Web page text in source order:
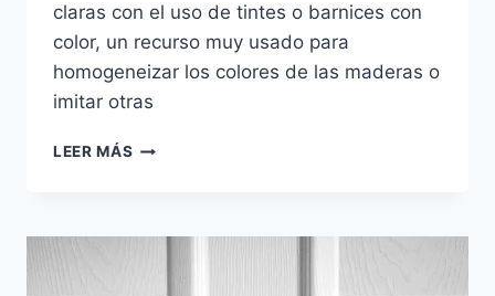
claras con el uso de tintes o barnices con
color, un recurso muy usado para
homogeneizar los colores de las maderas o
imitar otras
LEER MÁS COLOREAR
PARA